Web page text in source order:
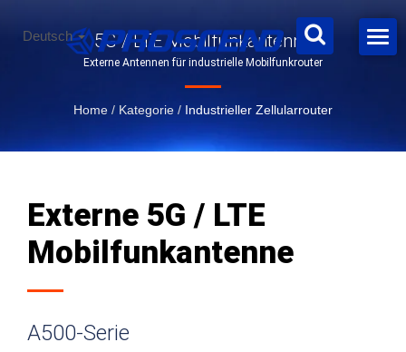
Deutsch 5G / LTE Mobilfunkantenne
Externe Antennen für industrielle Mobilfunkrouter
Home / Kategorie / Industrieller Zellularrouter
Externe 5G / LTE
Mobilfunkantenne
A500-Serie